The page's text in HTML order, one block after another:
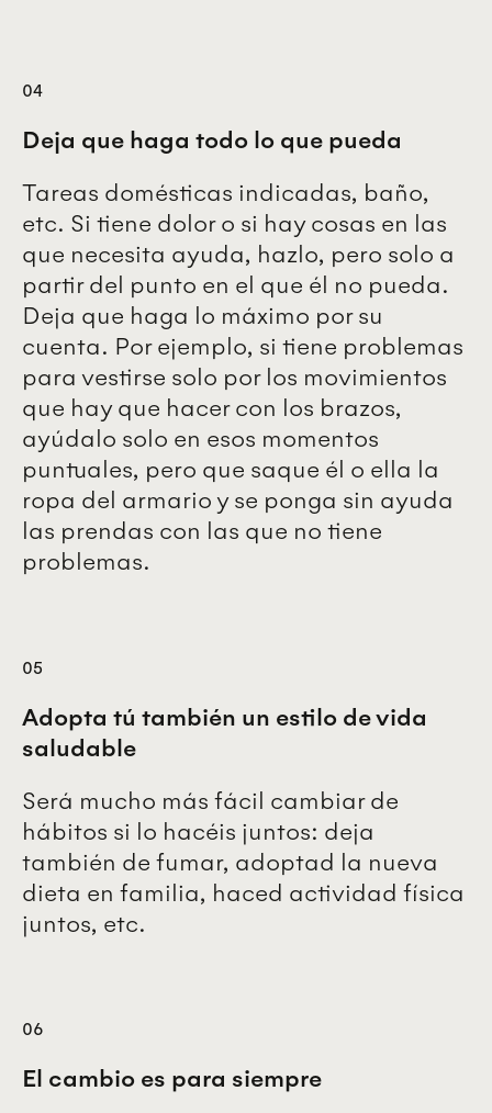
04
Deja que haga todo lo que pueda
Tareas domésticas indicadas, baño,
etc. Si tiene dolor o si hay cosas en las
que necesita ayuda, hazlo, pero solo a
partir del punto en el que él no pueda.
Deja que haga lo máximo por su
cuenta. Por ejemplo, si tiene problemas
para vestirse solo por los movimientos
que hay que hacer con los brazos,
ayúdalo solo en esos momentos
puntuales, pero que saque él o ella la
ropa del armario y se ponga sin ayuda
las prendas con las que no tiene
problemas.
05
Adopta tú también un estilo de vida
saludable
Será mucho más fácil cambiar de
hábitos si lo hacéis juntos: deja
también de fumar, adoptad la nueva
dieta en familia, haced actividad física
juntos, etc.
06
El cambio es para siempre